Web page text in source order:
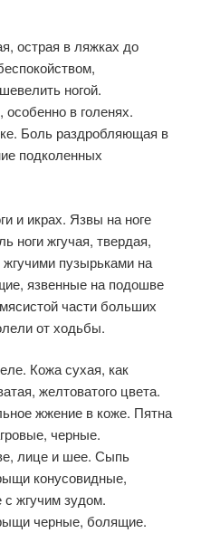
острая в ляжках до
ногой.
особенно в голенях.
Боль раздробляющая в
подколенных
и икрах. Язвы на ноге
ноги жгучая, твердая,
пузырьками на
язвенные на подошве
части больших
от ходьбы.
Кожа сухая, как
желтоватого цвета.
жжение в коже. Пятна
черные.
лице и шее. Сыпь
конусовидные,
жгучим зудом.
черные, болящие.